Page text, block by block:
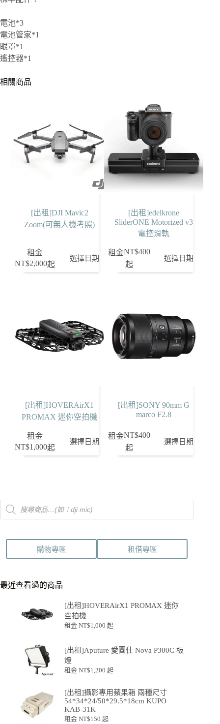
電池*3
電池管家*1
眼罩*1
遙控器*1
相關商品
[出租]DJI Mavic2
Zoom(可無人機考照)
租金
NT$2,000起
選擇日期
[出租]edelkrone
SliderONE Motorized v3
電控滑軌
租金NT$400
起
選擇日期
[出租]HOVERAirX1
PROMAX 迷你空拍機
租金
NT$1,000起
選擇日期
[出租]SONY 90mm G
marco F2.8
租金NT$400
起
選擇日期
Products
search
購物專區 租借專區
最近查看過的商品
[出租]HOVERAirX1 PROMAX 迷你
空拍機
租金 NT$1,000 起
[出租]Aputure 愛圖仕 Nova P300C 板
燈
租金 NT$1,200 起
[出租]攝影專用蘋果箱 兩種尺寸
54*34*24/50*29.5*18cm KUPO
KAB-31K
租金 NT$150 起